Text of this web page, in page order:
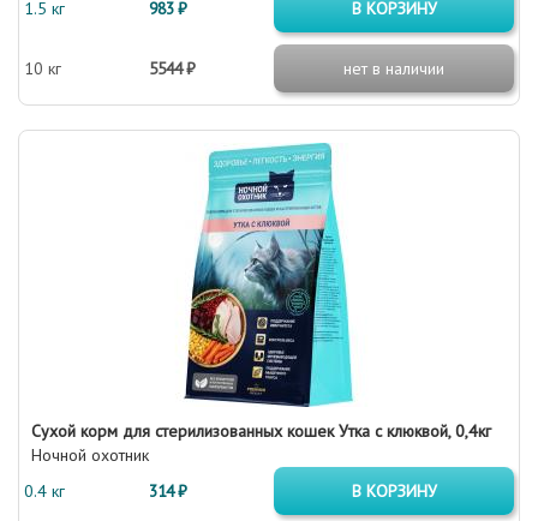
1.5 кг 983 ₽ В КОРЗИНУ
10 кг 5544 ₽ нет в наличии
Сухой корм для стерилизованных кошек Утка с клюквой, 0,4кг
Ночной охотник
0.4 кг
314 ₽ В КОРЗИНУ